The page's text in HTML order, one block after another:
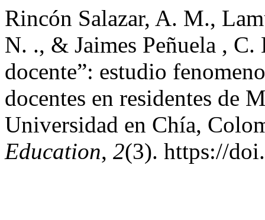
Rincón Salazar, A. M.,
N. ., & Jaimes Peñuela ,
docente”: estudio
docentes en residentes de
Universidad en Chía,
Education, 2(3). https://